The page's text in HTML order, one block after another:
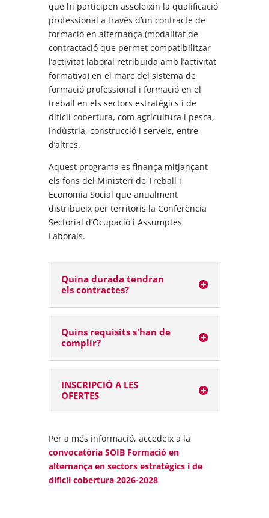
que hi participen assoleixin la qualificació
professional a través d’un contracte de
formació en alternança (modalitat de
contractació que permet compatibilitzar
l’activitat laboral retribuïda amb l’activitat
formativa) en el marc del sistema de
formació professional i formació en el
treball en els sectors estratègics i de
difícil cobertura, com agricultura i pesca,
indústria, construcció i serveis, entre
d’altres.
Aquest programa es finança mitjançant
els fons del Ministeri de Treball i
Economia Social que anualment
distribueix per territoris la Conferència
Sectorial d’Ocupació i Assumptes
Laborals.
Quina durada tendran
els contractes?
Quins requisits s'han de
complir?
INSCRIPCIÓ A LES
OFERTES
Per a més informació, accedeix a la
convocatòria SOIB Formació en
alternança en sectors estratègics i de
difícil cobertura 2026-2028